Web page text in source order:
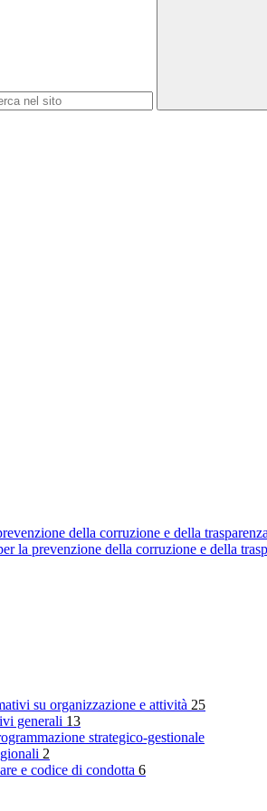
della corruzione e della trasparenza
la prevenzione della corruzione e della
su organizzazione e attività 25
generali 13
strategico-gestionale
2
e codice di condotta 6